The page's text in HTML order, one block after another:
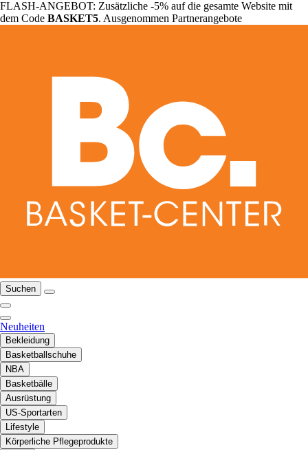
FLASH-ANGEBOT: Zusätzliche -5% auf die gesamte Website mit
dem Code BASKET5. Ausgenommen Partnerangebote
Suchen
Neuheiten
Bekleidung
Basketballschuhe
NBA
Basketbälle
Ausrüstung
US-Sportarten
Lifestyle
Körperliche Pflegeprodukte